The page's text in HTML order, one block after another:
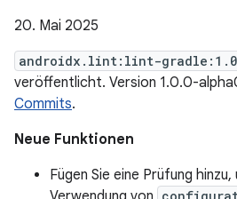
20. Mai 2025
androidx.lint:lint-
veröffentlicht. Version 1.0.0-
Commits.
Neue Funktionen
Fügen Sie eine Prüfung